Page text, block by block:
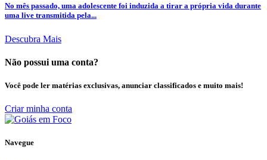
No mês passado, uma adolescente foi induzida a tirar a própria vida durante
uma live transmitida pela...
Descubra Mais
Não possui uma conta?
Você pode ler matérias exclusivas, anunciar classificados e muito mais!
Criar minha conta
Navegue